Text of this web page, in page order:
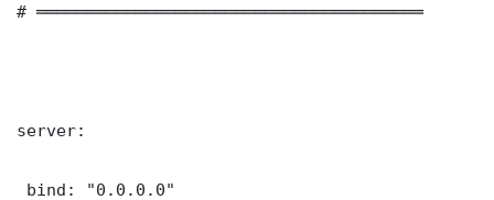
# ═══════════════════════════════════════
server:
bind: "0.0.0.0"